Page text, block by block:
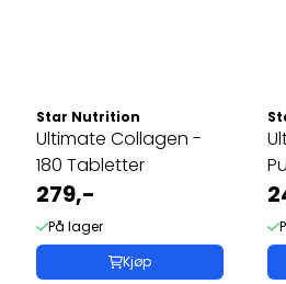
Star Nutrition
Ultimate Collagen -
180 Tabletter
279,-
På lager
Kjøp